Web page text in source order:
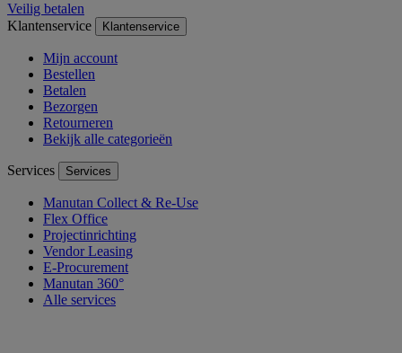
Veilig betalen
Klantenservice
Klantenservice
Mijn account
Bestellen
Betalen
Bezorgen
Retourneren
Bekijk alle categorieën
Services Services
Manutan Collect & Re-Use
Flex Office
Projectinrichting
Vendor Leasing
E-Procurement
Manutan 360°
Alle services